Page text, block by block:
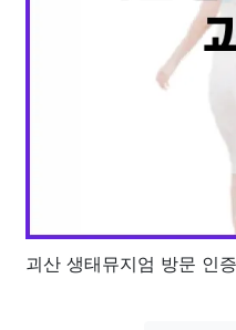
괴산 생태뮤지엄 방문 인